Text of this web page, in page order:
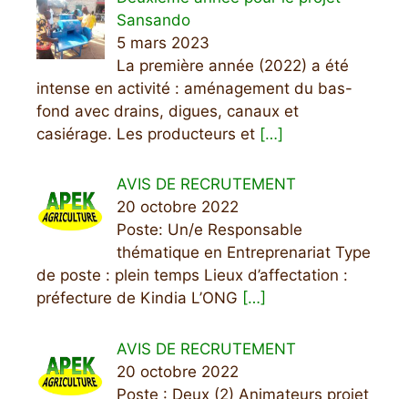
Sansando
5 mars 2023
La première année (2022) a été
intense en activité : aménagement du bas-
fond avec drains, digues, canaux et
casiérage. Les producteurs et […]
AVIS DE RECRUTEMENT
20 octobre 2022
Poste: Un/e Responsable
thématique en Entreprenariat Type
de poste : plein temps Lieux d’affectation :
préfecture de Kindia L’ONG […]
AVIS DE RECRUTEMENT
20 octobre 2022
Poste : Deux (2) Animateurs projet